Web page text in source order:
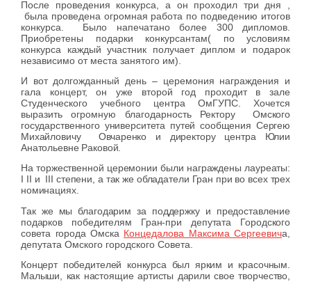
После проведения конкурса, а он проходил три дня ,
была проведена огромная работа по подведению итогов
конкурса. Было напечатано более 300 дипломов.
Приобретены подарки конкурсантам( по условиям
конкурса каждый участник получает диплом и подарок
независимо от места занятого им).
И вот долгожданный день – церемония награждения и
гала концерт, он уже второй год проходит в зале
Студенческого учебного центра ОмГУПС. Хочется
выразить огромную благодарность Ректору Омского
государственного университета путей сообщения Сергею
Михайловичу Овчаренко и директору центра Юлии
Анатольевне Раковой.
На торжественной церемонии были награждены лауреаты:
I II и III степени, а так же обладатели Гран при во всех трех
номинациях.
Так же мы благодарим за поддержку и предоставление
подарков победителям Гран-при депутата Городского
совета города Омска Концедалова Максима Сергеевича,
депутата Омского городского Совета.
Концерт победителей конкурса был ярким и красочным.
Малыши, как настоящие артисты дарили свое творчество,